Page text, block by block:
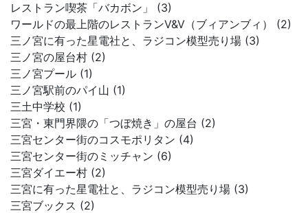
レストラン喫茶「バカボン」 (3)
ワールドの最上階のレストランV&V（ブィアンブィ） (2)
三ノ宮に有った星電社と、ラジコン模型売り場 (3)
三ノ宮の屋台村 (2)
三ノ宮プール (1)
三ノ宮駅前のパイ山 (1)
三土中学校 (1)
三宮・東門界隈の「つぼ焼き」の屋台 (2)
三宮センター街のコスモポリタン (4)
三宮センター街のミッチャン (6)
三宮ダイエー村 (2)
三宮に有った星電社と、ラジコン模型売り場 (3)
三宮ブックス (2)